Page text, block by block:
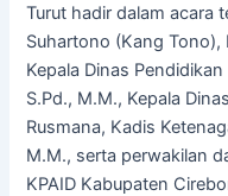
Turut hadir dalam acara
Suhartono (Kang Tono),
Kepala Dinas
S.Pd., M.M., Kepala
Rusmana, Kadis
M.M., serta perwakilan
KPAID Kabupaten